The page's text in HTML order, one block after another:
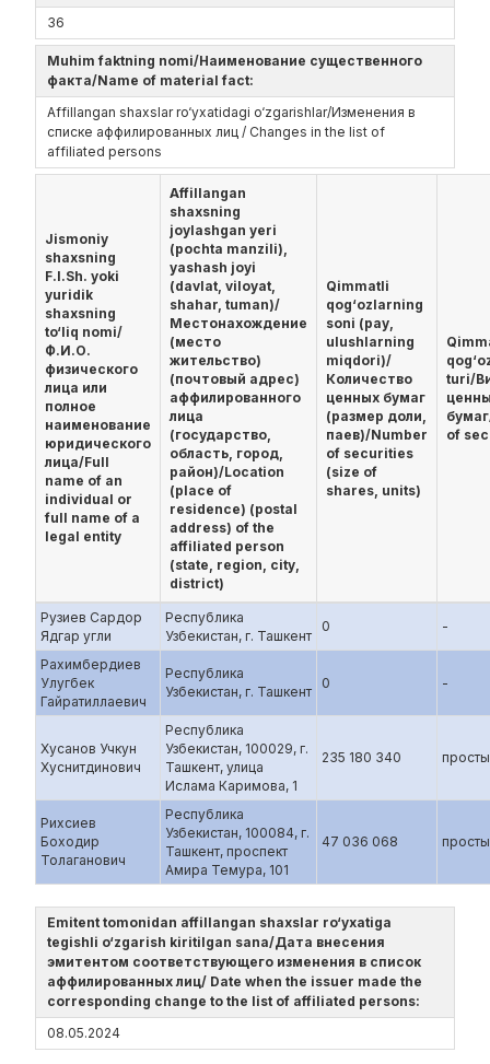
36
Muhim faktning nomi/Наименование существенного
факта/Name of material fact:
Affillangan shaxslar ro‘yxatidagi o‘zgarishlar/Изменения в
списке аффилированных лиц / Changes in the list of
affiliated persons
Jismoniy
shaxsning
F.I.Sh. yoki
yuridik
shaxsning
to‘liq nomi/
Ф.И.О.
физического
лица или
полное
наименование
юридического
лица/Full
name of an
individual or
full name of a
legal entity
Affillangan
shaxsning
joylashgan yeri
(pochta manzili),
yashash joyi
(davlat, viloyat,
shahar, tuman)/
Местонахождение
(место
жительство)
(почтовый адрес)
аффилированного
лица
(государство,
область, город,
район)/Location
(place of
residence) (postal
address) of the
affiliated person
(state, region, city,
district)
Qimmatli
qog‘ozlarning
soni (pay,
ulushlarning
miqdori)/
Количество
ценных бумаг
(размер доли,
паев)/Number
of securities
(size of
shares, units)
turi/
of
Рузиев Сардор
Ядгар угли
Республика
Узбекистан, г. Ташкент
0 -
Рахимбердиев
Улугбек
Гайратиллаевич
Республика
Узбекистан, г. Ташкент
0 -
Хусанов Учкун
Хуснитдинович
Республика
Узбекистан, 100029, г.
Ташкент, улица
Ислама Каримова, 1
235 180 340
Рихсиев
Боходир
Толаганович
Республика
Узбекистан, 100084, г.
Ташкент, проспект
Амира Темура, 101
47 036 068
Emitent tomonidan affillangan shaxslar ro‘yxatiga
tegishli o‘zgarish kiritilgan sana/Дата внесения
эмитентом соответствующего изменения в список
аффилированных лиц/ Date when the issuer made the
corresponding change to the list of affiliated persons:
08.05.2024